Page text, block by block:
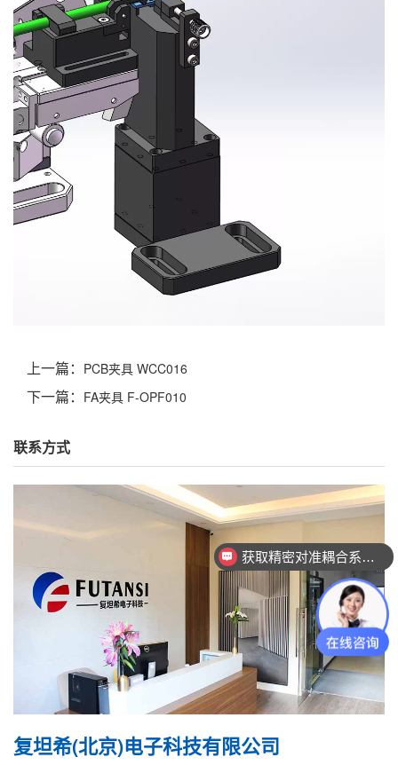
上一篇： PCB夹具 WCC016
下一篇： FA夹具 F-OPF010
联系方式
复坦希(北京)电子科技有限公司
获取精密对准耦合系统技术方案